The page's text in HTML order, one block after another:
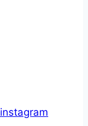
instagram